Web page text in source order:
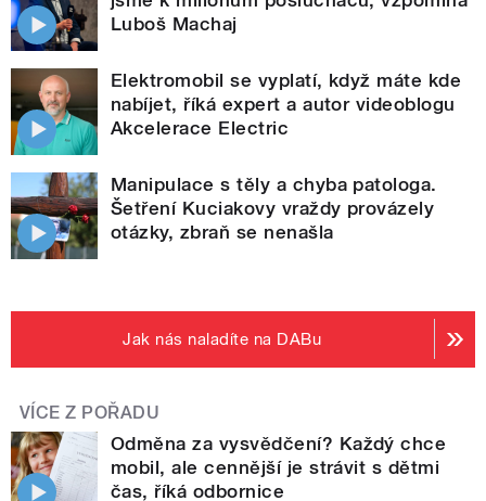
Luboš Machaj
Elektromobil se vyplatí, když máte kde
nabíjet, říká expert a autor videoblogu
Akcelerace Electric
Manipulace s těly a chyba patologa.
Šetření Kuciakovy vraždy provázely
otázky, zbraň se nenašla
Jak nás naladíte na DABu
VÍCE Z POŘADU
Odměna za vysvědčení? Každý chce
mobil, ale cennější je strávit s dětmi
čas, říká odbornice